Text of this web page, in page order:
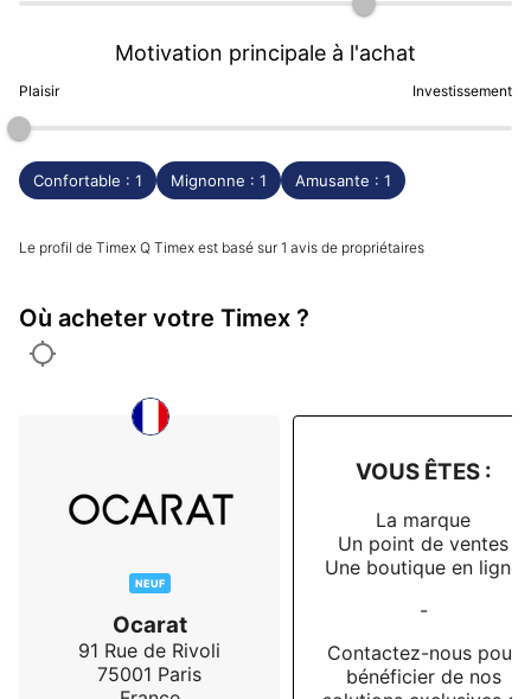
Plaisir
Motivation principale à l'achat
Investissement
Confortable : 1 Mignonne : 1 Amusante : 1
Le profil de Timex Q Timex est basé sur 1 avis de propriétaires
Où acheter votre Timex ?
NEUF
Ocarat
91 Rue de Rivoli
75001 Paris
VOUS ÊTES :
La marque
Un point de ventes
Une boutique en ligne
-
Contactez-nous pour
bénéficier de nos